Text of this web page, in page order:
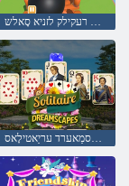
ליּפש רעקילק לזניא סָאלש
סעּפַאקסמַאערד עריַאטילָאס